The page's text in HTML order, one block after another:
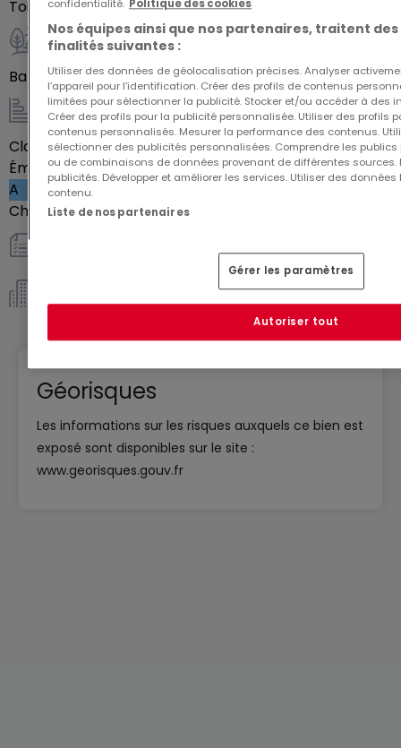
parents et familles, faite d'un logement
composant la résidence Topaze, votre lieu de vie
ou votre investissement immobilier.
Toilettes séparées1
Extérieur
Balcon17m²
Energie / Chauffage
Classe énergétiqueVide
Émission de gaz à effet de serre (GES)
A
Chauffage au gazOui
Copropriété *
Géorisques
Les informations sur les risques auxquels ce bien est
exposé sont disponibles sur le site :
www.georisques.gouv.fr
confidentialité. Politique des cookies
Nos équipes ainsi que nos partenaires, traitent
finalités suivantes :
Utiliser des données de géolocalisation précises. Analyser
l’appareil pour l’identification. Créer des profils de contenus
limitées pour sélectionner la publicité. Stocker et/ou accéder à des
Créer des profils pour la publicité personnalisée. Utiliser des profils
contenus personnalisés. Mesurer la performance des contenus.
sélectionner des publicités personnalisées. Comprendre les
ou de combinaisons de données provenant de différentes sources.
publicités. Développer et améliorer les services. Utiliser des
contenu.
Liste de nos partenaires
Gérer les paramètres
Autoriser tout